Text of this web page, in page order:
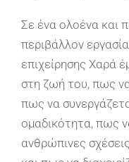
Σε ένα ολοένα και
περιβάλλον
επιχείρησης Χαρά
στη ζωή του, πως να
πως να
ομαδικότητα, πως
ανθρώπινες